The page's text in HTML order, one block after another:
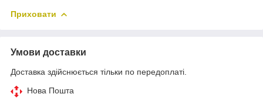
Приховати
Умови доставки
Доставка здійснюється тільки по передоплаті.
Нова Пошта